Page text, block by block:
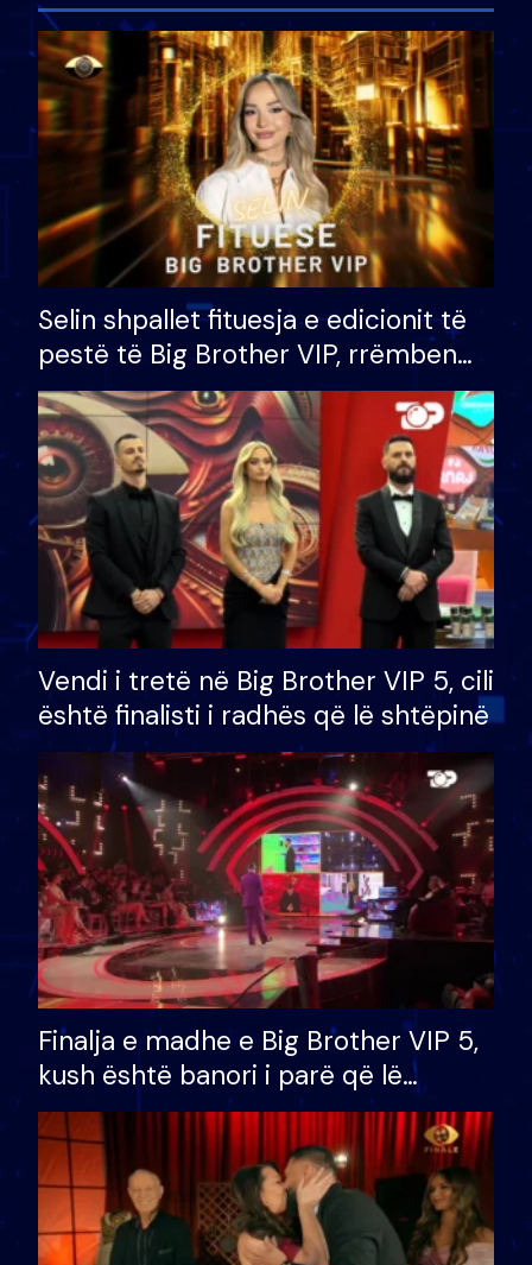
Selin shpallet fituesja e edicionit të
pestë të Big Brother VIP, rrëmben
çmimin e madh prej 100 mijë eurosh
Vendi i tretë në Big Brother VIP 5, cili
është finalisti i radhës që lë shtëpinë
Finalja e madhe e Big Brother VIP 5,
kush është banori i parë që lë
shtëpinë dhe humb mundësinë për
të fituar çmimin e madh